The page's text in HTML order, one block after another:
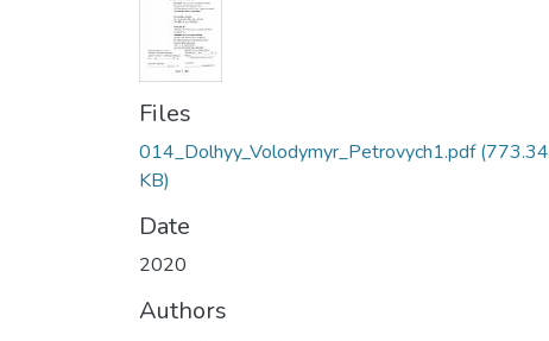
Files
014_Dolhyy_Volodymyr_Petrovych1.pdf(773.34
KB)
Date
2020
Authors